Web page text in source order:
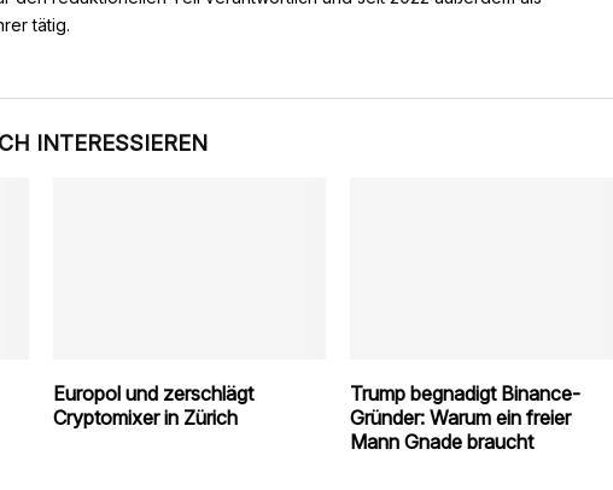
tätig.
INTERESSIEREN
Europol und zerschlägt
Cryptomixer in Zürich
Trump begnadigt Binance-
Gründer: Warum ein freier
Mann Gnade braucht